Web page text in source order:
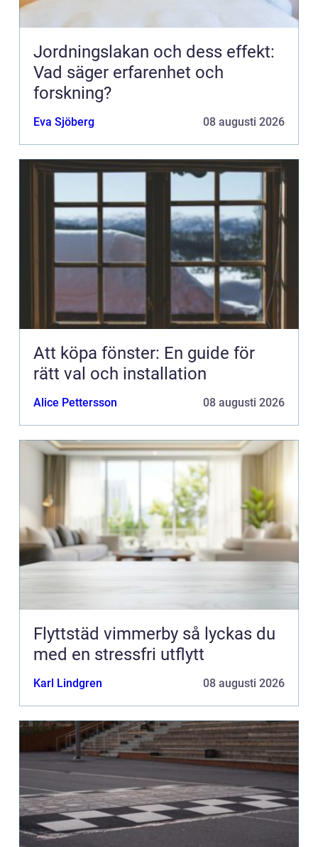
Jordningslakan och dess effekt:
Vad säger erfarenhet och
forskning?
Eva Sjöberg 08 augusti 2026
Att köpa fönster: En guide för
rätt val och installation
Alice Pettersson 08 augusti 2026
Flyttstäd vimmerby så lyckas du
med en stressfri utflytt
Karl Lindgren 08 augusti 2026